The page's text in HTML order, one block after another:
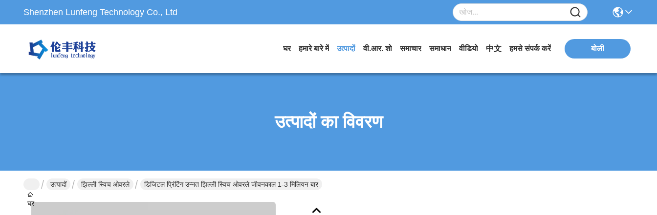
Shenzhen Lunfeng Technology Co., Ltd
घर हमारे बारे में उत्पादों वी.आर. शो समाचार समाधान वीडियो 中文 हमसे संपर्क करें बोली
उत्पादों का विवरण
घर
उत्पादों झिल्ली स्विच ओवरले डिजिटल प्रिंटिंग उन्नत झिल्ली स्विच ओवरले जीवनकाल 1-3 मिलियन बार